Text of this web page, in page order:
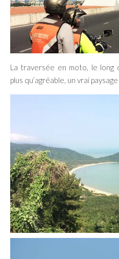
La traversée en moto, le long
plus qu’agréable, un vrai